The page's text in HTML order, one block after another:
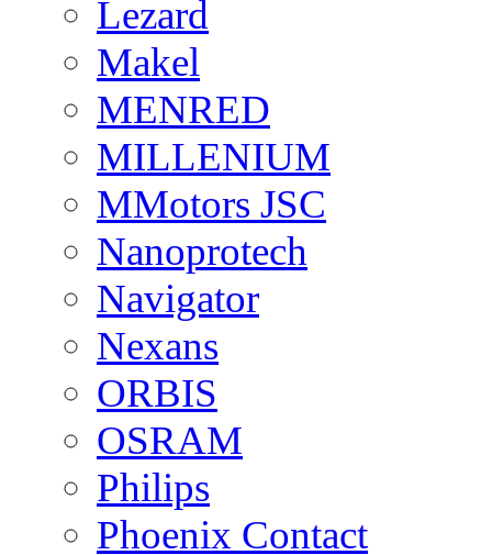
Lezard
Makel
MENRED
MILLENIUM
MMotors JSC
Nanoprotech
Navigator
Nexans
ORBIS
OSRAM
Philips
Phoenix Contact